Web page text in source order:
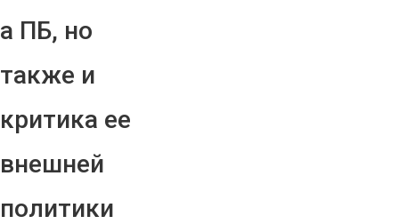
а ПБ, но
также и
критика ее
внешней
политики